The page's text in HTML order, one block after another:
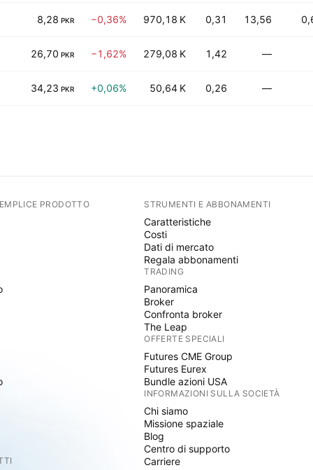
8,28 PKR −0,36% 970,18 K 0,31 13,56
26,70 PKR −1,62% 279,08 K 1,42 —
34,23 PKR +0,06% 50,64 K 0,26 —
PRODOTTO STRUMENTI E ABBONAMENTI
Caratteristiche
Costi
Dati di mercato
Regala abbonamenti
TRADING
Panoramica
Broker
Confronta broker
The Leap
OFFERTE SPECIALI
Futures CME Group
Futures Eurex
Bundle azioni USA
INFORMAZIONI SULLA SOCIETÀ
Chi siamo
Missione spaziale
Blog
Centro di supporto
Carriere